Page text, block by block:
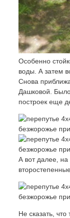
Особенно
воды. А затем
Снова
Дашковой.
построек еще
А вот далее, на
Не сказать,